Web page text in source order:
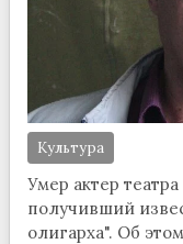
Культура
Умер актер
получивший
олигарха". Об